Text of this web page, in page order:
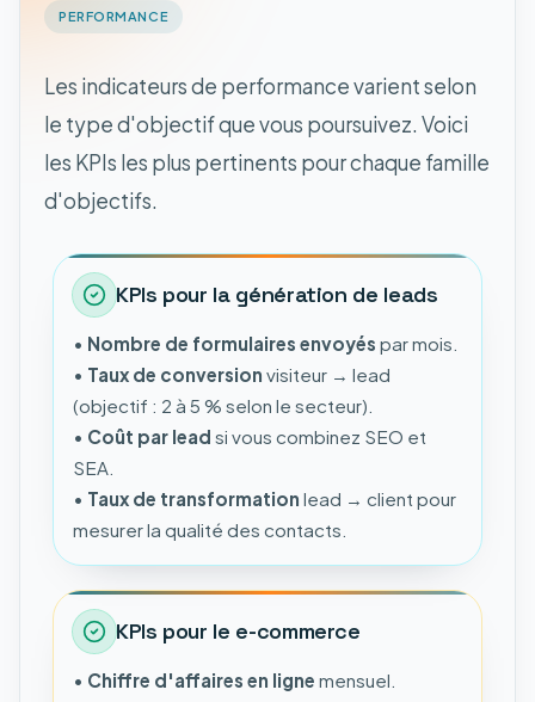
PERFORMANCE
Les indicateurs de performance varient selon
le type d'objectif que vous poursuivez. Voici
les KPIs les plus pertinents pour chaque famille
d'objectifs.
KPIs pour la génération de leads
• Nombre de formulaires envoyés par mois.
• Taux de conversion visiteur → lead
(objectif : 2 à 5 % selon le secteur).
• Coût par lead si vous combinez SEO et
SEA.
• Taux de transformation lead → client pour
mesurer la qualité des contacts.
KPIs pour le e-commerce
• Chiffre d'affaires en ligne mensuel.